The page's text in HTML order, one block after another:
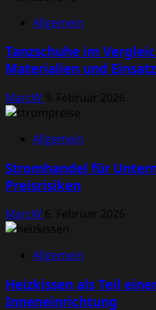
Allgemein
Tanzschuhe im
Materialien und
MarcW 9. Februar 2026
Allgemein
Stromhandel für
Preisrisiken
MarcW 6. Februar 2026
Allgemein
Heizkissen als Teil
Inneneinrichtung